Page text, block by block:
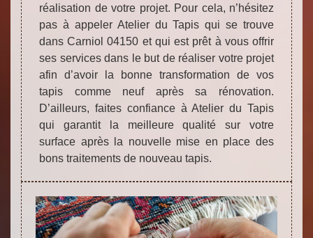
réalisation de votre projet. Pour cela, n’hésitez
pas à appeler Atelier du Tapis qui se trouve
dans Carniol 04150 et qui est prêt à vous offrir
ses services dans le but de réaliser votre projet
afin d’avoir la bonne transformation de vos
tapis comme neuf après sa rénovation.
D’ailleurs, faites confiance à Atelier du Tapis
qui garantit la meilleure qualité sur votre
surface après la nouvelle mise en place des
bons traitements de nouveau tapis.